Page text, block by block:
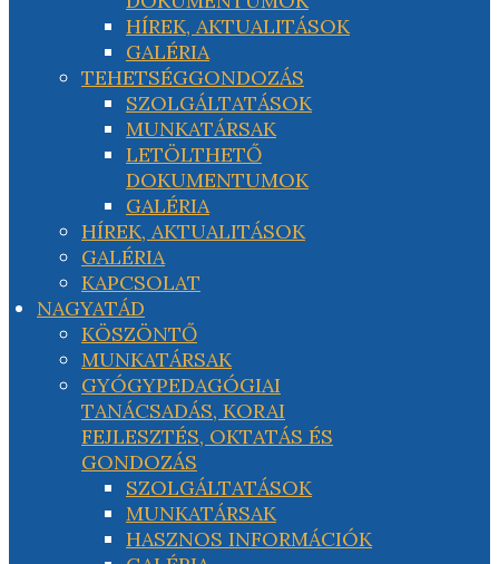
HÍREK, AKTUALITÁSOK
GALÉRIA
TEHETSÉGGONDOZÁS
SZOLGÁLTATÁSOK
MUNKATÁRSAK
LETÖLTHETŐ
DOKUMENTUMOK
GALÉRIA
HÍREK, AKTUALITÁSOK
GALÉRIA
KAPCSOLAT
NAGYATÁD
KÖSZÖNTŐ
MUNKATÁRSAK
GYÓGYPEDAGÓGIAI
TANÁCSADÁS, KORAI
FEJLESZTÉS, OKTATÁS ÉS
GONDOZÁS
SZOLGÁLTATÁSOK
MUNKATÁRSAK
HASZNOS INFORMÁCIÓK